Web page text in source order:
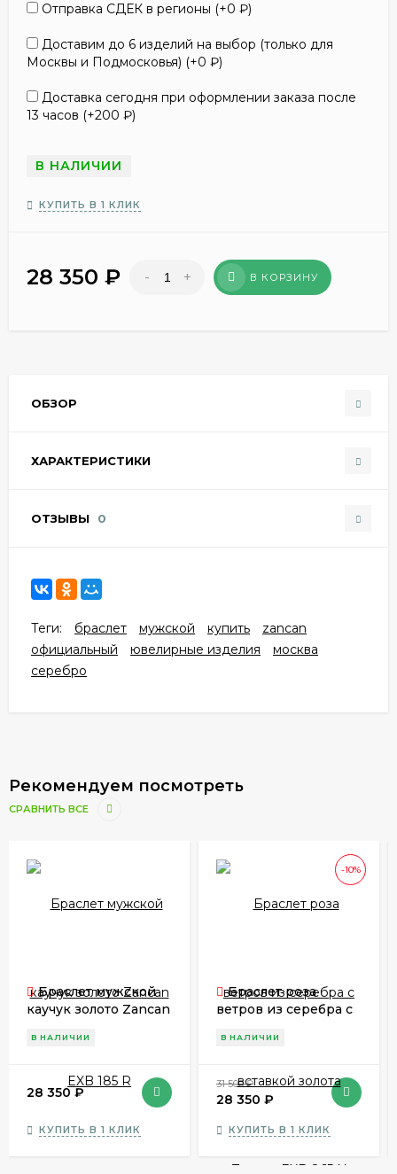
Отправка СДЕК в регионы (+0 ₽)
Доставим до 6 изделий на выбор (только для
Москвы и Подмосковья) (+0 ₽)
Доставка сегодня при оформлении заказа после
13 часов (+200 ₽)
В НАЛИЧИИ
КУПИТЬ В 1 КЛИК
28 350 ₽ - + В КОРЗИНУ
ОБЗОР
ХАРАКТЕРИСТИКИ
ОТЗЫВЫ 0
Теги: браслет мужской купить
zancan
официальный
ювелирные изделия
москва
серебро
Рекомендуем посмотреть
СРАВНИТЬ ВСЕ
Браслет мужской
каучук золото Zancan
В НАЛИЧИИ
28 350₽
КУПИТЬ В 1 КЛИК
-10%
Браслет роза
ветров из серебра с
Zancan EXB 865 N
В НАЛИЧИИ
31 500₽
28 350 ₽
КУПИТЬ В 1 КЛИК